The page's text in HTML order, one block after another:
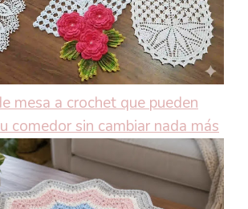
mesa a crochet que pueden
comedor sin cambiar nada más